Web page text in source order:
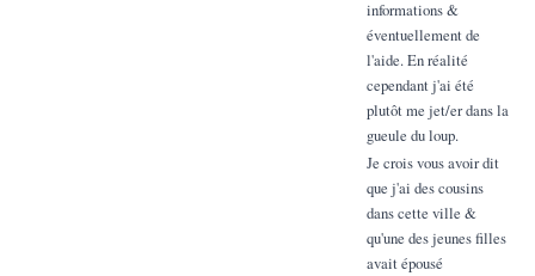
informations &
éventuellement de
l'aide. En réalité
cependant j'ai été
plutôt me jet/er dans la
gueule du loup.
Je crois vous avoir dit
que j'ai des cousins
dans cette ville &
qu'une des jeunes filles
avait épousé